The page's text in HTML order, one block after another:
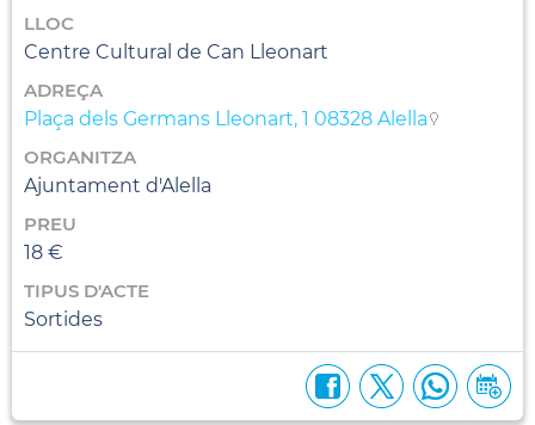
LLOC
Centre Cultural de Can Lleonart
ADREÇA
Plaça dels Germans Lleonart, 1 08328 Alella
ORGANITZA
Ajuntament d'Alella
PREU
18 €
TIPUS D'ACTE
Sortides